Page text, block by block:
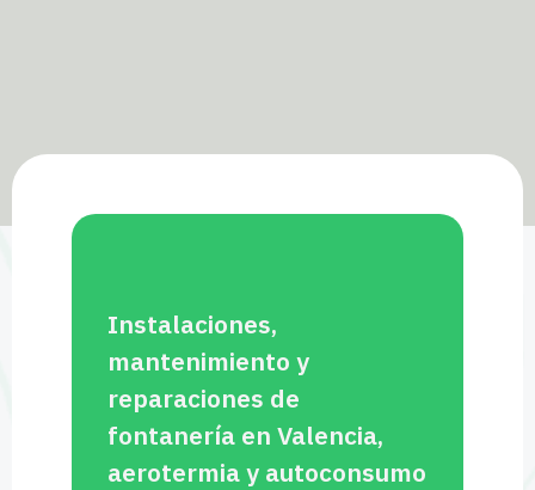
Instalaciones,
mantenimiento y
reparaciones de
fontanería en Valencia,
aerotermia y autoconsumo